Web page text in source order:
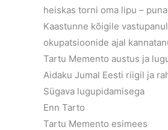
heiskas torni oma lipu –
Kaastunne kõigile
okupatsioonide ajal
Tartu Memento austus ja
Aidaku Jumal Eesti riigil ja
Sügava lugupidamisega
Enn Tarto
Tartu Memento esimees